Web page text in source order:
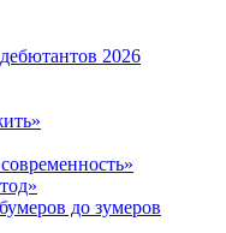
2026
до зумеров